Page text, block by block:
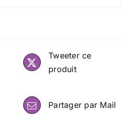
Tweeter ce
produit
Partager par Mail